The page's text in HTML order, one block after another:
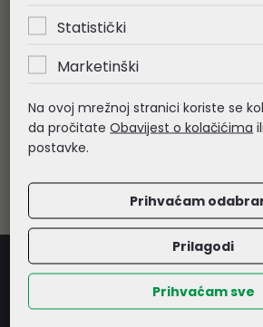
Prodaju vršimo isključivo pravnim
prodaju odobravamo rabate od 5 -
proizvoda. Sve navedene cijene su
Besplatna
Za narudžbe veće od 265,00€ (bez
besplatnu dostavu robe. Izuzetak su
pošiljke.
Statistički
Marketinški
Na ovoj mrežnoj stranici koriste se
da pročitateObavijest o kolačićima
postavke.
Prihvaćam
Prilagodi
Prihvaćam sve